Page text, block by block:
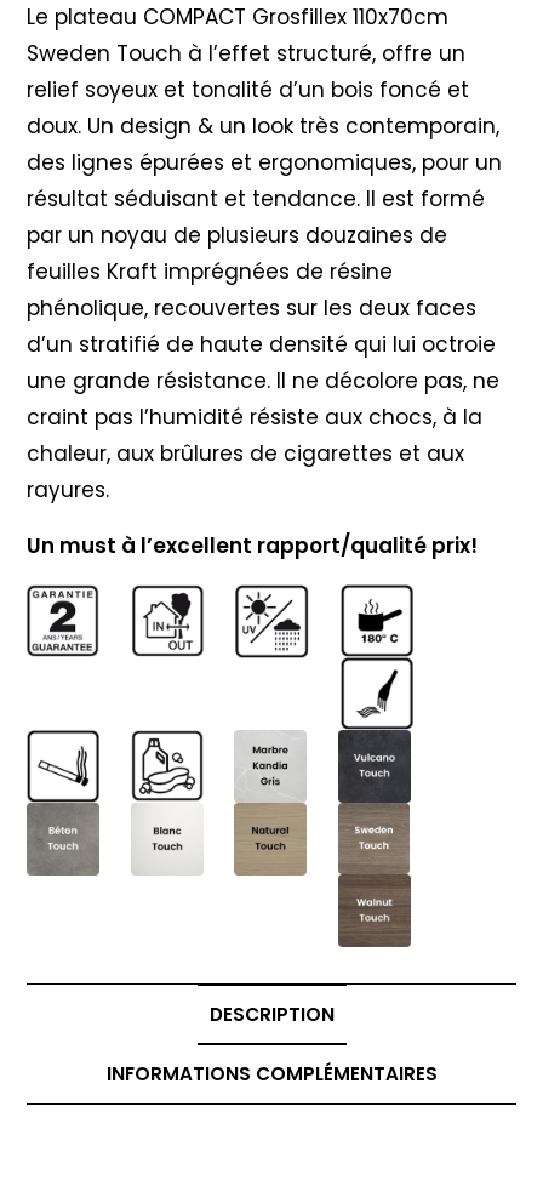
Le plateau COMPACT Grosfillex 110x70cm
Sweden Touch à l’effet structuré, offre un
relief soyeux et tonalité d’un bois foncé et
doux. Un design & un look très contemporain,
des lignes épurées et ergonomiques, pour un
résultat séduisant et tendance. Il est formé
par un noyau de plusieurs douzaines de
feuilles Kraft imprégnées de résine
phénolique, recouvertes sur les deux faces
d’un stratifié de haute densité qui lui octroie
une grande résistance. Il ne décolore pas, ne
craint pas l’humidité résiste aux chocs, à la
chaleur, aux brûlures de cigarettes et aux
rayures.
Un must à l’excellent rapport/qualité prix!
DESCRIPTION
INFORMATIONS COMPLÉMENTAIRES